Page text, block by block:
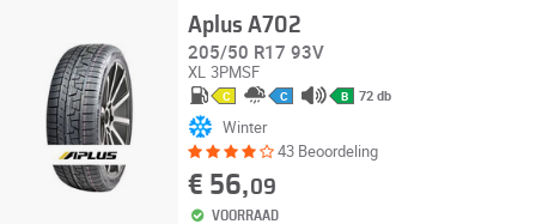
Aplus A702
205/50 R17 93V
XL 3PMSF
C C B 72 db
Winter
43 Beoordeling
€ 56,09
VOORRAAD